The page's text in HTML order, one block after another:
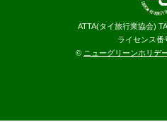
ATTA(タイ旅行業協会)
ライセンス番
© ニューグリーンホリデ